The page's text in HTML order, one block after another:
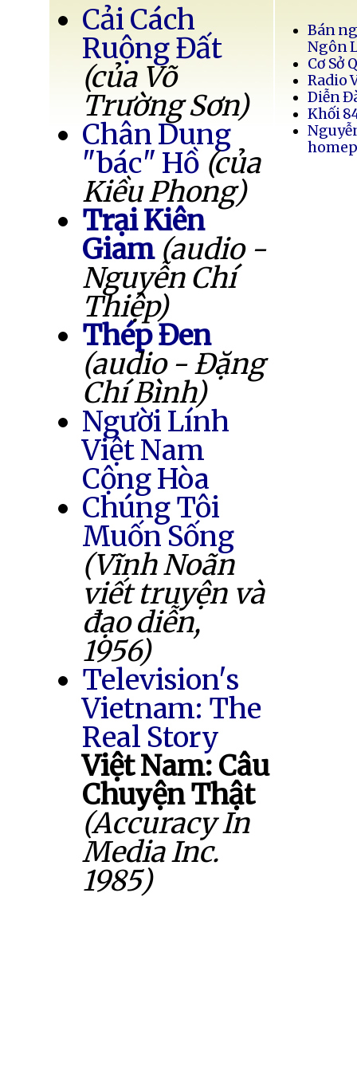
Cải Cách
Ruộng Đất
(của Võ
Trường Sơn)
Chân Dung
"bác" Hồ (của
Kiều Phong)
Trại Kiên
Giam (audio -
Nguyễn Chí
Thiệp)
Thép Đen
(audio - Đặng
Chí Bình)
Người Lính
Việt Nam
Cộng Hòa
Chúng Tôi
Muốn Sống
(Vĩnh Noãn
viết truyện và
đạo diễn,
1956)
Television's
Vietnam: The
Real Story
Việt Nam: Câu
Chuyện Thật
(Accuracy In
Media Inc.
1985)
Bán
Ngôn
Cơ Sở
Radio
Diễn
Khối